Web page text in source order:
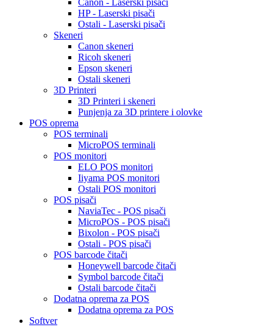
Canon - Laserski pisači
HP - Laserski pisači
Ostali - Laserski pisači
Skeneri
Canon skeneri
Ricoh skeneri
Epson skeneri
Ostali skeneri
3D Printeri
3D Printeri i skeneri
Punjenja za 3D printere i olovke
POS oprema
POS terminali
MicroPOS terminali
POS monitori
ELO POS monitori
Iiyama POS monitori
Ostali POS monitori
POS pisači
NaviaTec - POS pisači
MicroPOS - POS pisači
Bixolon - POS pisači
Ostali - POS pisači
POS barcode čitači
Honeywell barcode čitači
Symbol barcode čitači
Ostali barcode čitači
Dodatna oprema za POS
Dodatna oprema za POS
Softver